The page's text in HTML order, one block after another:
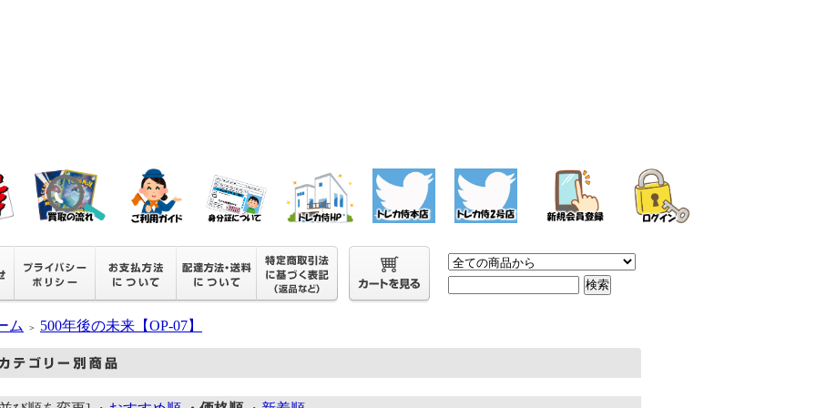
ム ＞ 500年後の未来【OP-07】